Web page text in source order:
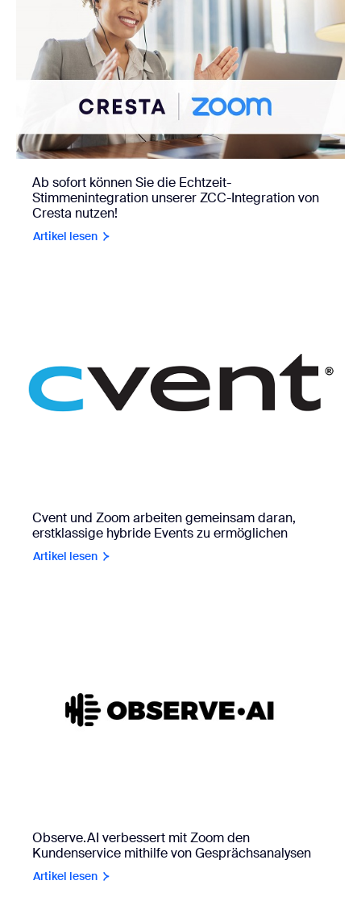
Ab sofort können Sie die Echtzeit-
Stimmenintegration unserer ZCC-Integration von
Cresta nutzen!
Artikel lesen
Cvent und Zoom arbeiten gemeinsam daran,
erstklassige hybride Events zu ermöglichen
Artikel lesen
Observe.AI verbessert mit Zoom den
Kundenservice mithilfe von Gesprächsanalysen
Artikel lesen